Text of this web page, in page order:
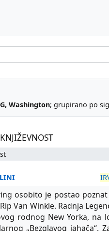
Washington; grupirano po
osobito je postao
Van Winkle. Radnja
rodnog New Yorka, na
„Bezglavog jahača“.